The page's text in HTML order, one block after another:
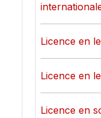
Licence en
Licence en
Licence en